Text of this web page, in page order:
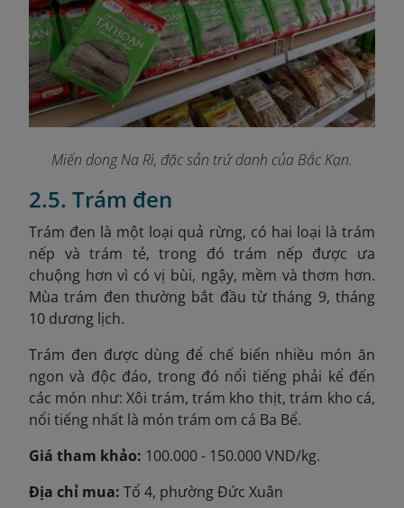
Miến dong Na Rì, đặc sản trứ danh của Bắc Kạn.
2.5. Trám đen
Trám đen là một loại quả rừng, có hai loại là trám
nếp và trám tẻ, trong đó trám nếp được ưa
chuộng hơn vì có vị bùi, ngậy, mềm và thơm hơn.
Mùa trám đen thường bắt đầu từ tháng 9, tháng
10 dương lịch.
Trám đen được dùng để chế biến nhiều món ăn
ngon và độc đáo, trong đó nổi tiếng phải kể đến
các món như: Xôi trám, trám kho thịt, trám kho cá,
nổi tiếng nhất là món trám om cá Ba Bể.
Giá tham khảo: 100.000 - 150.000 VND/kg.
Địa chỉ mua: Tổ 4, phường Đức Xuân